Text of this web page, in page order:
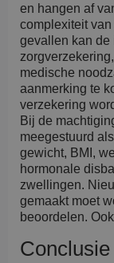
en hangen af
complexiteit
gevallen kan de
medische
aanmerking te
verzekering
Bij de
meegestuurd
gewicht, BMI,
hormonale
zwellingen.
gemaakt moet
beoordelen.
Conclusie